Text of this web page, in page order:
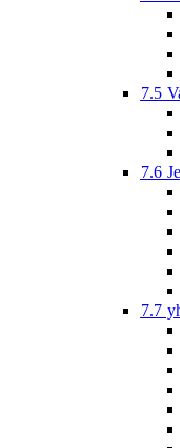
7.5
7.6
7.7